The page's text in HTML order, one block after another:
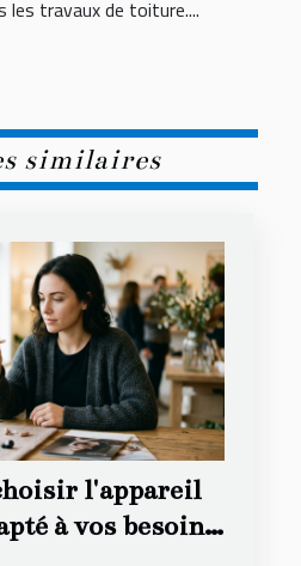
les travaux de toiture....
similaires
l'appareil
à vos besoins